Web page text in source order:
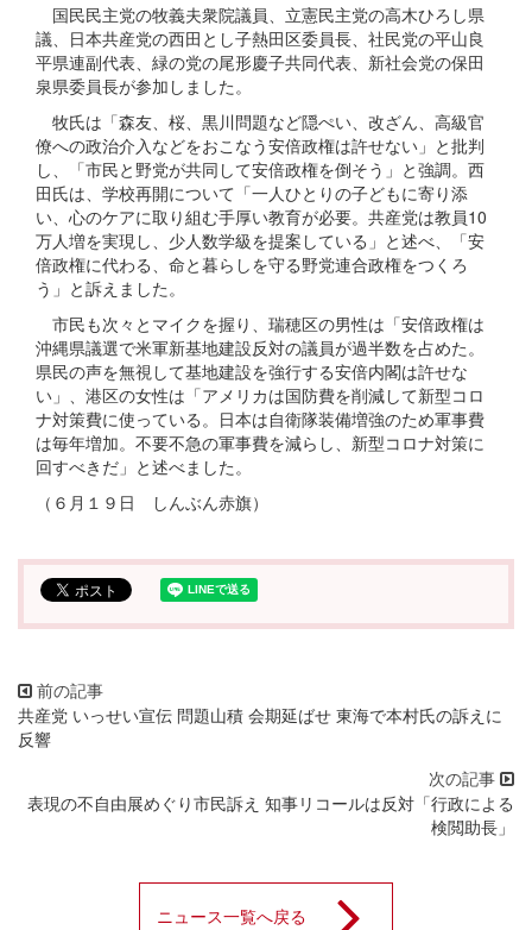
国民民主党の牧義夫衆院議員、立憲民主党の高木ひろし県
議、日本共産党の西田とし子熱田区委員長、社民党の平山良
平県連副代表、緑の党の尾形慶子共同代表、新社会党の保田
泉県委員長が参加しました。
牧氏は「森友、桜、黒川問題など隠ぺい、改ざん、高級官
僚への政治介入などをおこなう安倍政権は許せない」と批判
し、「市民と野党が共同して安倍政権を倒そう」と強調。西
田氏は、学校再開について「一人ひとりの子どもに寄り添
い、心のケアに取り組む手厚い教育が必要。共産党は教員10
万人増を実現し、少人数学級を提案している」と述べ、「安
倍政権に代わる、命と暮らしを守る野党連合政権をつくろ
う」と訴えました。
市民も次々とマイクを握り、瑞穂区の男性は「安倍政権は
沖縄県議選で米軍新基地建設反対の議員が過半数を占めた。
県民の声を無視して基地建設を強行する安倍内閣は許せな
い」、港区の女性は「アメリカは国防費を削減して新型コロ
ナ対策費に使っている。日本は自衛隊装備増強のため軍事費
は毎年増加。不要不急の軍事費を減らし、新型コロナ対策に
回すべきだ」と述べました。
（６月１９日 しんぶん赤旗）
共産党 いっせい宣伝 問題山積 会期延ばせ 東海で本村氏の訴えに
反響
表現の不自由展めぐり市民訴え 知事リコールは反対「行政による
検閲助長」
ニュース一覧へ戻る